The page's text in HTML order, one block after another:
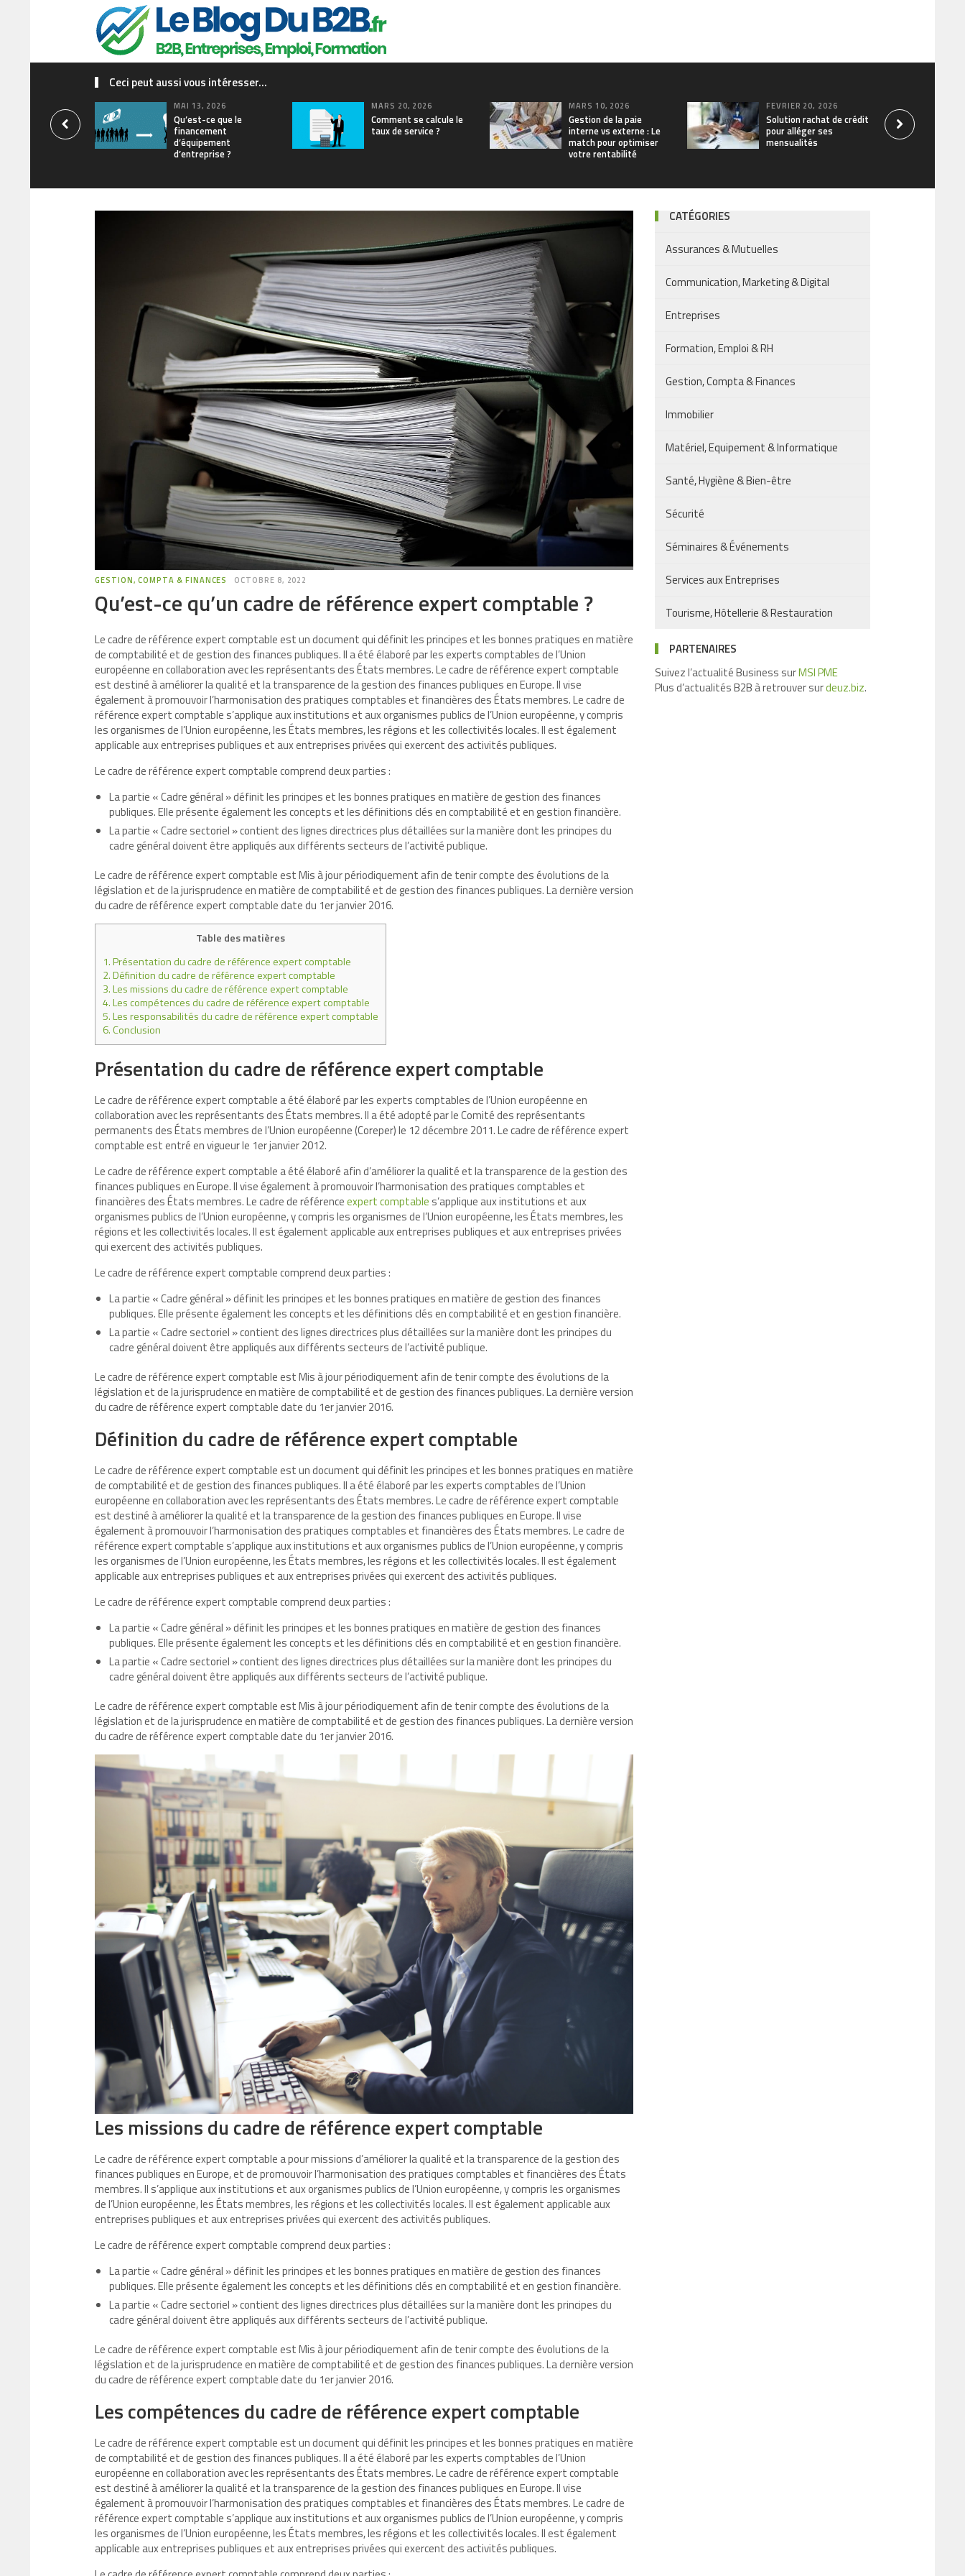
Ceci peut aussi vous intéresser...
MAI 13, 2026
Qu’est-ce que le
financement
d’équipement
d’entreprise ?
MARS 20, 2026
Comment se calcule le
taux de service ?
MARS 10, 2026
Gestion de la paie
interne vs externe : Le
match pour optimiser
votre rentabilité
FÉVRIER 20, 2026
Solution rachat de crédit
pour alléger ses
mensualités
GESTION, COMPTA & FINANCES OCTOBRE 8, 2022
Qu’est-ce qu’un cadre de référence expert comptable ?
Le cadre de référence expert comptable est un document qui définit les principes et les bonnes pratiques en matière
de comptabilité et de gestion des finances publiques. Il a été élaboré par les experts comptables de l’Union
européenne en collaboration avec les représentants des États membres. Le cadre de référence expert comptable
est destiné à améliorer la qualité et la transparence de la gestion des finances publiques en Europe. Il vise
également à promouvoir l’harmonisation des pratiques comptables et financières des États membres. Le cadre de
référence expert comptable s’applique aux institutions et aux organismes publics de l’Union européenne, y compris
les organismes de l’Union européenne, les États membres, les régions et les collectivités locales. Il est également
applicable aux entreprises publiques et aux entreprises privées qui exercent des activités publiques.
Le cadre de référence expert comptable comprend deux parties :
La partie « Cadre général » définit les principes et les bonnes pratiques en matière de gestion des finances
publiques. Elle présente également les concepts et les définitions clés en comptabilité et en gestion financière.
La partie « Cadre sectoriel » contient des lignes directrices plus détaillées sur la manière dont les principes du
cadre général doivent être appliqués aux différents secteurs de l’activité publique.
Le cadre de référence expert comptable est Mis à jour périodiquement afin de tenir compte des évolutions de la
législation et de la jurisprudence en matière de comptabilité et de gestion des finances publiques. La dernière version
du cadre de référence expert comptable date du 1er janvier 2016.
Table des matières
1.Présentation du cadre de référence expert comptable
2.Définition du cadre de référence expert comptable
3.Les missions du cadre de référence expert comptable
4.Les compétences du cadre de référence expert comptable
5.Les responsabilités du cadre de référence expert comptable
6.Conclusion
Présentation du cadre de référence expert comptable
Le cadre de référence expert comptable a été élaboré par les experts comptables de l’Union européenne en
collaboration avec les représentants des États membres. Il a été adopté par le Comité des représentants
permanents des États membres de l’Union européenne (Coreper) le 12 décembre 2011. Le cadre de référence expert
comptable est entré en vigueur le 1er janvier 2012.
Le cadre de référence expert comptable a été élaboré afin d’améliorer la qualité et la transparence de la gestion des
finances publiques en Europe. Il vise également à promouvoir l’harmonisation des pratiques comptables et
financières des États membres. Le cadre de référenceexpert comptable s’applique aux institutions et aux
organismes publics de l’Union européenne, y compris les organismes de l’Union européenne, les États membres, les
régions et les collectivités locales. Il est également applicable aux entreprises publiques et aux entreprises privées
qui exercent des activités publiques.
Le cadre de référence expert comptable comprend deux parties :
La partie « Cadre général » définit les principes et les bonnes pratiques en matière de gestion des finances
publiques. Elle présente également les concepts et les définitions clés en comptabilité et en gestion financière.
La partie « Cadre sectoriel » contient des lignes directrices plus détaillées sur la manière dont les principes du
cadre général doivent être appliqués aux différents secteurs de l’activité publique.
Le cadre de référence expert comptable est Mis à jour périodiquement afin de tenir compte des évolutions de la
législation et de la jurisprudence en matière de comptabilité et de gestion des finances publiques. La dernière version
du cadre de référence expert comptable date du 1er janvier 2016.
Définition du cadre de référence expert comptable
Le cadre de référence expert comptable est un document qui définit les principes et les bonnes pratiques en matière
de comptabilité et de gestion des finances publiques. Il a été élaboré par les experts comptables de l’Union
européenne en collaboration avec les représentants des États membres. Le cadre de référence expert comptable
est destiné à améliorer la qualité et la transparence de la gestion des finances publiques en Europe. Il vise
également à promouvoir l’harmonisation des pratiques comptables et financières des États membres. Le cadre de
référence expert comptable s’applique aux institutions et aux organismes publics de l’Union européenne, y compris
les organismes de l’Union européenne, les États membres, les régions et les collectivités locales. Il est également
applicable aux entreprises publiques et aux entreprises privées qui exercent des activités publiques.
Le cadre de référence expert comptable comprend deux parties :
La partie « Cadre général » définit les principes et les bonnes pratiques en matière de gestion des finances
publiques. Elle présente également les concepts et les définitions clés en comptabilité et en gestion financière.
La partie « Cadre sectoriel » contient des lignes directrices plus détaillées sur la manière dont les principes du
cadre général doivent être appliqués aux différents secteurs de l’activité publique.
Le cadre de référence expert comptable est Mis à jour périodiquement afin de tenir compte des évolutions de la
législation et de la jurisprudence en matière de comptabilité et de gestion des finances publiques. La dernière version
du cadre de référence expert comptable date du 1er janvier 2016.
Les missions du cadre de référence expert comptable
Le cadre de référence expert comptable a pour missions d’améliorer la qualité et la transparence de la gestion des
finances publiques en Europe, et de promouvoir l’harmonisation des pratiques comptables et financières des États
membres. Il s’applique aux institutions et aux organismes publics de l’Union européenne, y compris les organismes
de l’Union européenne, les États membres, les régions et les collectivités locales. Il est également applicable aux
entreprises publiques et aux entreprises privées qui exercent des activités publiques.
Le cadre de référence expert comptable comprend deux parties :
La partie « Cadre général » définit les principes et les bonnes pratiques en matière de gestion des finances
publiques. Elle présente également les concepts et les définitions clés en comptabilité et en gestion financière.
La partie « Cadre sectoriel » contient des lignes directrices plus détaillées sur la manière dont les principes du
cadre général doivent être appliqués aux différents secteurs de l’activité publique.
Le cadre de référence expert comptable est Mis à jour périodiquement afin de tenir compte des évolutions de la
législation et de la jurisprudence en matière de comptabilité et de gestion des finances publiques. La dernière version
du cadre de référence expert comptable date du 1er janvier 2016.
Les compétences du cadre de référence expert comptable
Le cadre de référence expert comptable est un document qui définit les principes et les bonnes pratiques en matière
de comptabilité et de gestion des finances publiques. Il a été élaboré par les experts comptables de l’Union
européenne en collaboration avec les représentants des États membres. Le cadre de référence expert comptable
est destiné à améliorer la qualité et la transparence de la gestion des finances publiques en Europe. Il vise
également à promouvoir l’harmonisation des pratiques comptables et financières des États membres. Le cadre de
référence expert comptable s’applique aux institutions et aux organismes publics de l’Union européenne, y compris
les organismes de l’Union européenne, les États membres, les régions et les collectivités locales. Il est également
applicable aux entreprises publiques et aux entreprises privées qui exercent des activités publiques.
CATÉGORIES
Assurances & Mutuelles
Communication, Marketing & Digital
Entreprises
Formation, Emploi & RH
Gestion, Compta & Finances
Immobilier
Matériel, Equipement & Informatique
Santé, Hygiène & Bien-être
Sécurité
Séminaires & Événements
Services aux Entreprises
Tourisme, Hôtellerie & Restauration
PARTENAIRES
Suivez l’actualité Business surMSI PME
Plus d’actualités B2B à retrouver surdeuz.biz.